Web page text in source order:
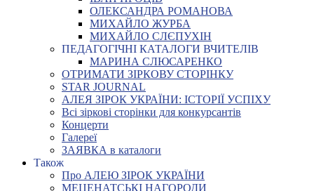
ОЛЕКСАНДРА РОМАНОВА
МИХАЙЛО ЖУРБА
МИХАЙЛО СЛЄПУХІН
ПЕДАГОГІЧНІ КАТАЛОГИ ВЧИТЕЛІВ
МАРИНА СЛЮСАРЕНКО
ОТРИМАТИ ЗІРКОВУ СТОРІНКУ
STAR JOURNAL
АЛЕЯ ЗІРОК УКРАЇНИ: ІСТОРІЇ УСПІХУ
Всі зіркові сторінки для конкурсантів
Концерти
Галереї
ЗАЯВКА в каталоги
Також
Про АЛЕЮ ЗІРОК УКРАЇНИ
МЕЦЕНАТСЬКІ НАГОРОДИ